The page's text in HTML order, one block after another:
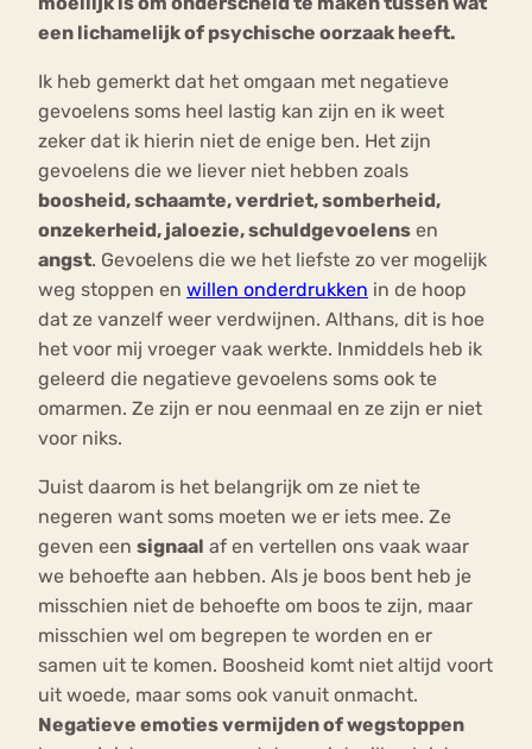
een lichamelijk of psychische oorzaak heeft.
Ik heb gemerkt dat het omgaan met negatieve
gevoelens soms heel lastig kan zijn en ik weet
zeker dat ik hierin niet de enige ben. Het zijn
gevoelens die we liever niet hebben zoals
boosheid, schaamte, verdriet, somberheid,
onzekerheid, jaloezie, schuldgevoelens en
angst. Gevoelens die we het liefste zo ver mogelijk
weg stoppen en willen onderdrukken in de hoop
dat ze vanzelf weer verdwijnen. Althans, dit is hoe
het voor mij vroeger vaak werkte. Inmiddels heb ik
geleerd die negatieve gevoelens soms ook te
omarmen. Ze zijn er nou eenmaal en ze zijn er niet
voor niks.
Juist daarom is het belangrijk om ze niet te
negeren want soms moeten we er iets mee. Ze
geven een signaal af en vertellen ons vaak waar
we behoefte aan hebben. Als je boos bent heb je
misschien niet de behoefte om boos te zijn, maar
misschien wel om begrepen te worden en er
samen uit te komen. Boosheid komt niet altijd voort
uit woede, maar soms ook vanuit onmacht.
Negatieve emoties vermijden of wegstoppen